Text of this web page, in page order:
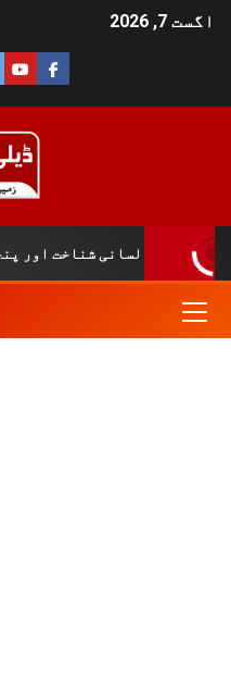
اگست 7, 2026
تاریخی و لسانی شناخت اور